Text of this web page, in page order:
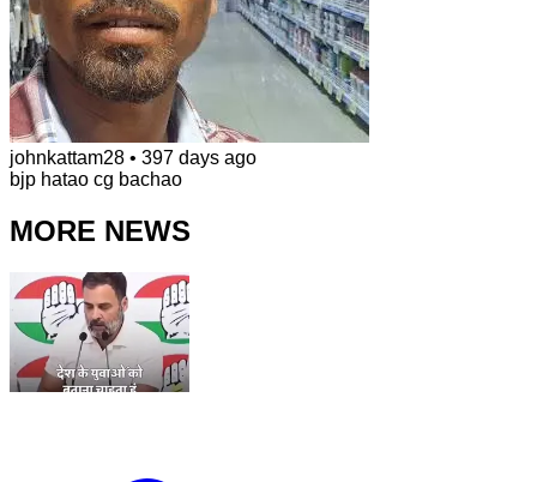
johnkattam28 • 397 days ago
bjp hatao cg bachao
MORE NEWS